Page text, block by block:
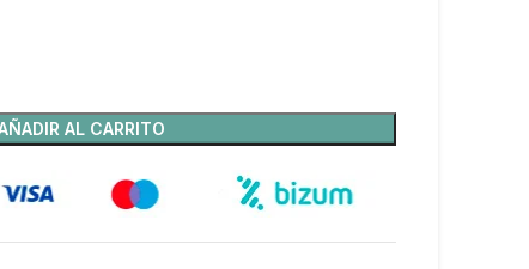
AL CARRITO